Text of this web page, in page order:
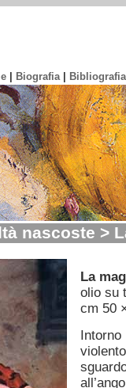
Biografia| Bibliografia
nascoste >
La
olio su
cm 50